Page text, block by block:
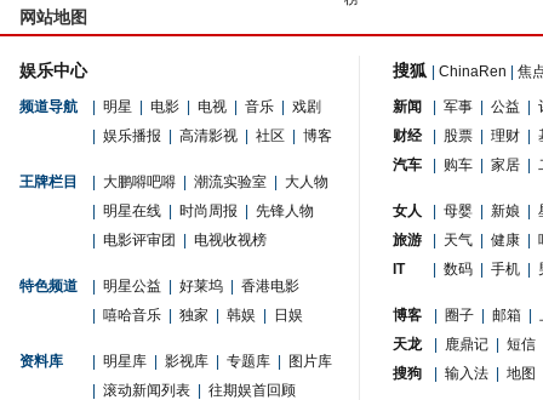
网站地图
娱乐中心
频道导航 明星 电影 电视 音乐
戏剧
娱乐播报 高清影视 社区 博客
王牌栏目 大鹏嘚吧嘚 潮流实验室
大人物
明星在线 时尚周报
先锋人物
电影评审团 电视收视榜
特色频道 明星公益 好莱坞
香港电影
嘻哈音乐 独家 韩娱 日娱
资料库 明星库 影视库 专题库
图片库
滚动新闻列表 往期娱首回顾
搜狐 ChinaRen 焦
新闻 军事 公益
财经
股票 理财
汽车
购车 家居
女人 母婴 新娘
旅游
天气 健康
IT
数码 手机
博客 圈子 邮箱
天龙
鹿鼎记
短信
搜狗
输入法 地图